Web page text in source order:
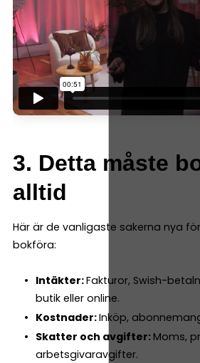
3. Detta måste
alltid
Här är de vanligaste sakerna nya
bokföra:
Intäkter:Fakturor, Swish-
butik eller online.
Kostnader:Inköp,
Skatter och avgifter: Moms,
arbetsgivaravgifter.